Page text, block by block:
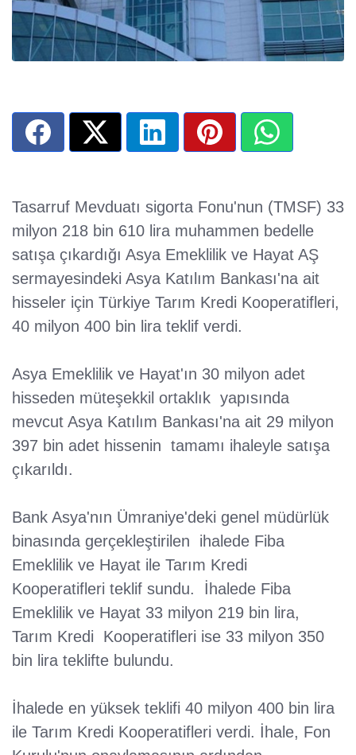
Tasarruf Mevduatı sigorta Fonu'nun (TMSF) 33
milyon 218 bin 610 lira muhammen bedelle
satışa çıkardığı Asya Emeklilik ve Hayat AŞ
sermayesindeki Asya Katılım Bankası'na ait
hisseler için Türkiye Tarım Kredi Kooperatifleri,
40 milyon 400 bin lira teklif verdi.
Asya Emeklilik ve Hayat'ın 30 milyon adet
hisseden müteşekkil ortaklık yapısında
mevcut Asya Katılım Bankası'na ait 29 milyon
397 bin adet hissenin tamamı ihaleyle satışa
çıkarıldı.
Bank Asya'nın Ümraniye'deki genel müdürlük
binasında gerçekleştirilen ihalede Fiba
Emeklilik ve Hayat ile Tarım Kredi
Kooperatifleri teklif sundu. İhalede Fiba
Emeklilik ve Hayat 33 milyon 219 bin lira,
Tarım Kredi Kooperatifleri ise 33 milyon 350
bin lira teklifte bulundu.
İhalede en yüksek teklifi 40 milyon 400 bin lira
ile Tarım Kredi Kooperatifleri verdi. İhale, Fon